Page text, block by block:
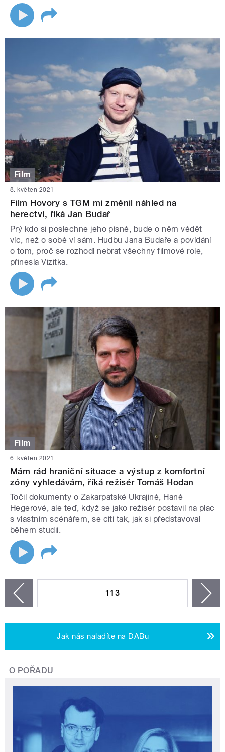
Film
8. květen 2021
Film Hovory s TGM mi změnil náhled na
herectví, říká Jan Budař
Prý kdo si poslechne jeho písně, bude o něm vědět
víc, než o sobě ví sám. Hudbu Jana Budaře a povídání
o tom, proč se rozhodl nebrat všechny filmové role,
přinesla Vizitka.
Film
6. květen 2021
Mám rád hraniční situace a výstup z komfortní
zóny vyhledávám, říká režisér Tomáš Hodan
Točil dokumenty o Zakarpatské Ukrajině, Haně
Hegerové, ale teď, když se jako režisér postavil na plac
s vlastním scénářem, se cítí tak, jak si představoval
během studií.
113
Jak nás naladíte na DABu
O POŘADU